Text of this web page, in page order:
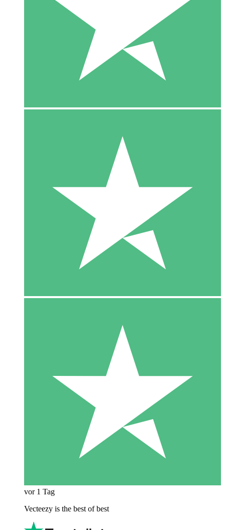
vor 1 Tag
Vecteezy is the best of best